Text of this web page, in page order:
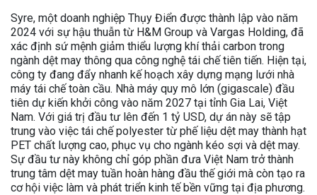
Syre, một doanh nghiệp Thụy Điển được thành lập vào năm
2024 với sự hậu thuẫn từ H&M Group và Vargas Holding, đã
xác định sứ mệnh giảm thiểu lượng khí thải carbon trong
ngành dệt may thông qua công nghệ tái chế tiên tiến. Hiện tại,
công ty đang đẩy nhanh kế hoạch xây dựng mạng lưới nhà
máy tái chế toàn cầu. Nhà máy quy mô lớn (gigascale) đầu
tiên dự kiến khởi công vào năm 2027 tại tỉnh Gia Lai, Việt
Nam. Với giá trị đầu tư lên đến 1 tỷ USD, dự án này sẽ tập
trung vào việc tái chế polyester từ phế liệu dệt may thành hạt
PET chất lượng cao, phục vụ cho ngành kéo sợi và dệt may.
Sự đầu tư này không chỉ góp phần đưa Việt Nam trở thành
trung tâm dệt may tuần hoàn hàng đầu thế giới mà còn tạo ra
cơ hội việc làm và phát triển kinh tế bền vững tại địa phương.